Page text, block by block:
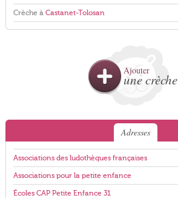
Crèche à Castanet-Tolosan
Ajouter
une crèche
Adresses
Associations des ludothèques françaises
Associations pour la petite enfance
Écoles CAP Petite Enfance 31